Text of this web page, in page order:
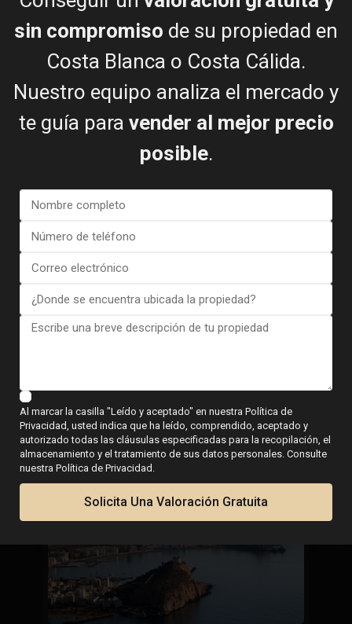
Comprador y vendedor felices
Guías para comprar
sin compromiso de su propiedad en
Costa Blanca o Costa Cálida.
Nuestro equipo analiza el mercado y
te guía para vender al mejor precio
posible.
Al marcar la casilla "Leído y aceptado" en nuestra Política de
Privacidad, usted indica que ha leído, comprendido, aceptado y
autorizado todas las cláusulas especificadas para la recopilación, el
almacenamiento y el tratamiento de sus datos personales. Consulte
nuestra Política de Privacidad.
Solicita Una Valoración Gratuita